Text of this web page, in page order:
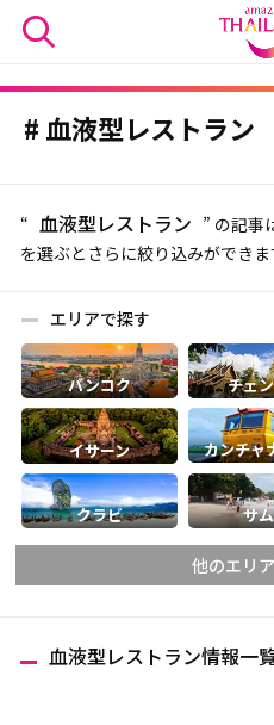
血液型レストラン
“ 血液型レストラン ” の記事
を選ぶとさらに絞り込みができま
エリアで探す
バンコク チェ
イサーン カンチャ
クラビ サ
他のエリ
血液型レストラン情報一